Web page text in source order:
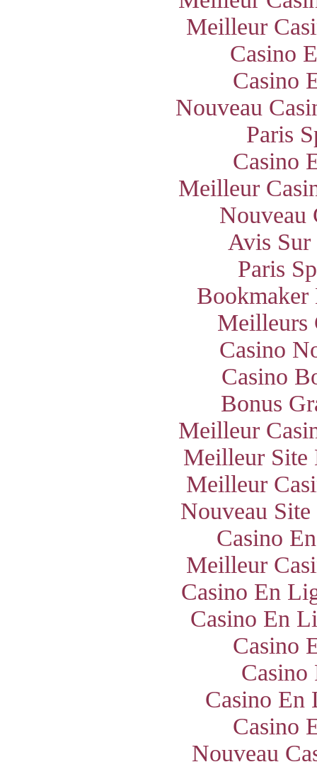
Meilleur
Casino
Casino
Nouveau
Paris
Casino
Meilleur
Nouveau
Avis Sur
Paris
Meilleurs
Casino
Casino
Bonus
Meilleur
Meilleur Site
Meilleur
Nouveau
Casino
Meilleur
Casino En
Casino En
Casino
Casino
Casino En
Casino
Nouveau